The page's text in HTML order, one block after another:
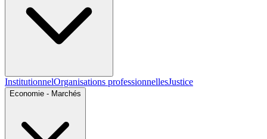
InstitutionnelOrganisations professionnellesJustice
Economie - Marchés